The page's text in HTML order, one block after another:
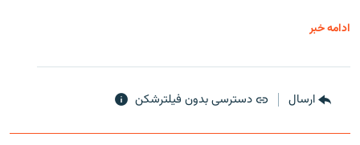
ادامه خبر
ارسال دسترسی بدون فیلترشکن